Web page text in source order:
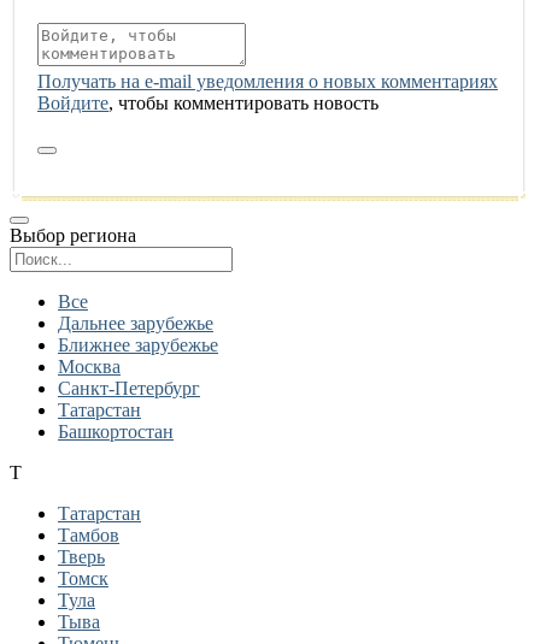
Получать на e‑mail уведомления о новых комментариях
Войдите, чтобы комментировать новость
Выбор региона
Все
Дальнее зарубежье
Ближнее зарубежье
Москва
Санкт-Петербург
Татарстан
Башкортостан
Т
Татарстан
Тамбов
Тверь
Томск
Тула
Тыва